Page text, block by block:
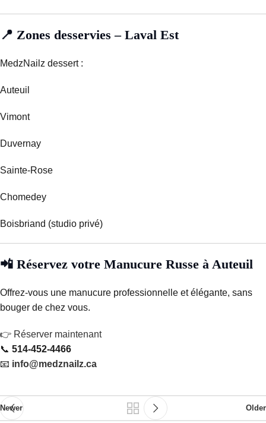
📍 Zones desservies – Laval Est
MedzNailz dessert :
Auteuil
Vimont
Duvernay
Sainte-Rose
Chomedey
Boisbriand (studio privé)
📲 Réservez votre Manucure Russe à Auteuil
Offrez-vous une manucure professionnelle et élégante, sans
bouger de chez vous.
👉 Réserver maintenant
📞 514-452-4466
📧 info@medznailz.ca
Newer Older